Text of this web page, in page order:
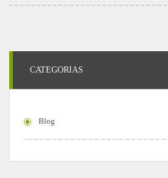
CATEGORIAS
Blog